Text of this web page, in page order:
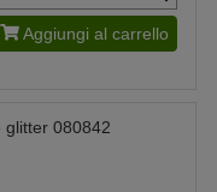
Aggiungi al carrello
glitter 080842